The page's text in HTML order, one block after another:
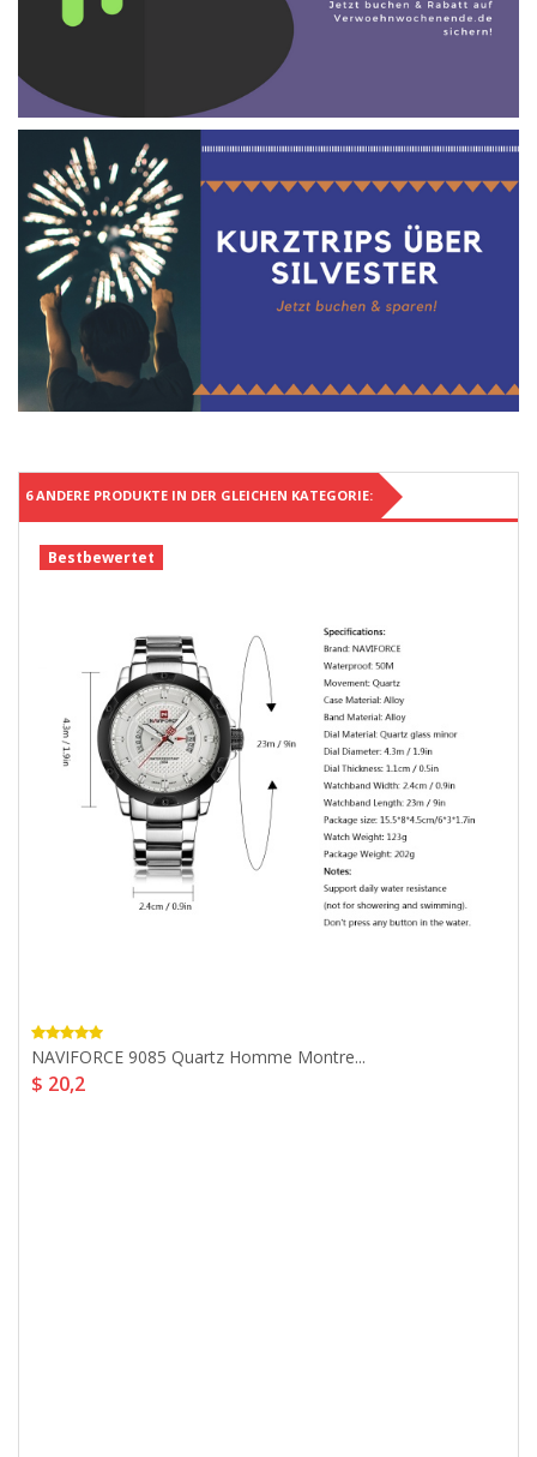
6 ANDERE PRODUKTE IN DER GLEICHEN KATEGORIE:
Bestbewertet
NAVIFORCE 9085 Quartz Homme Montre...
$ 20,2